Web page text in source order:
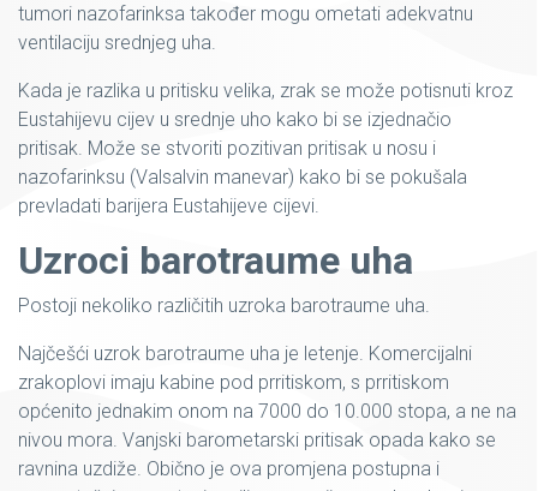
tumori nazofarinksa također mogu ometati adekvatnu
ventilaciju srednjeg uha.
Kada je razlika u pritisku velika, zrak se može potisnuti kroz
Eustahijevu cijev u srednje uho kako bi se izjednačio
pritisak. Može se stvoriti pozitivan pritisak u nosu i
nazofarinksu (Valsalvin manevar) kako bi se pokušala
prevladati barijera Eustahijeve cijevi.
Uzroci barotraume uha
Postoji nekoliko različitih uzroka barotraume uha.
Najčešći uzrok barotraume uha je letenje. Komercijalni
zrakoplovi imaju kabine pod prritiskom, s prritiskom
općenito jednakim onom na 7000 do 10.000 stopa, a ne na
nivou mora. Vanjski barometarski pritisak opada kako se
ravnina uzdiže. Obično je ova promjena postupna i